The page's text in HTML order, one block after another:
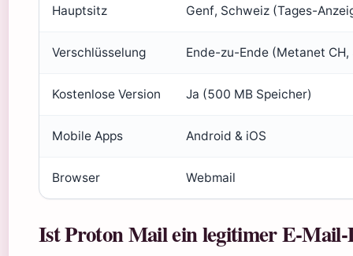
Hauptsitz Genf, Schweiz (Tages-
Verschlüsselung Ende-zu-Ende (Metanet
Kostenlose Version Ja (500 MB Speicher)
Mobile Apps Android & iOS
Browser Webmail
Ist Proton Mail ein legitimer E-Mail-